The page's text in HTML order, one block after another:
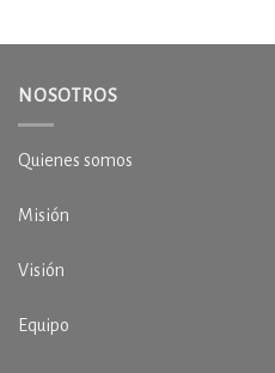
NOSOTROS
Quienes somos
Misión
Visión
Equipo